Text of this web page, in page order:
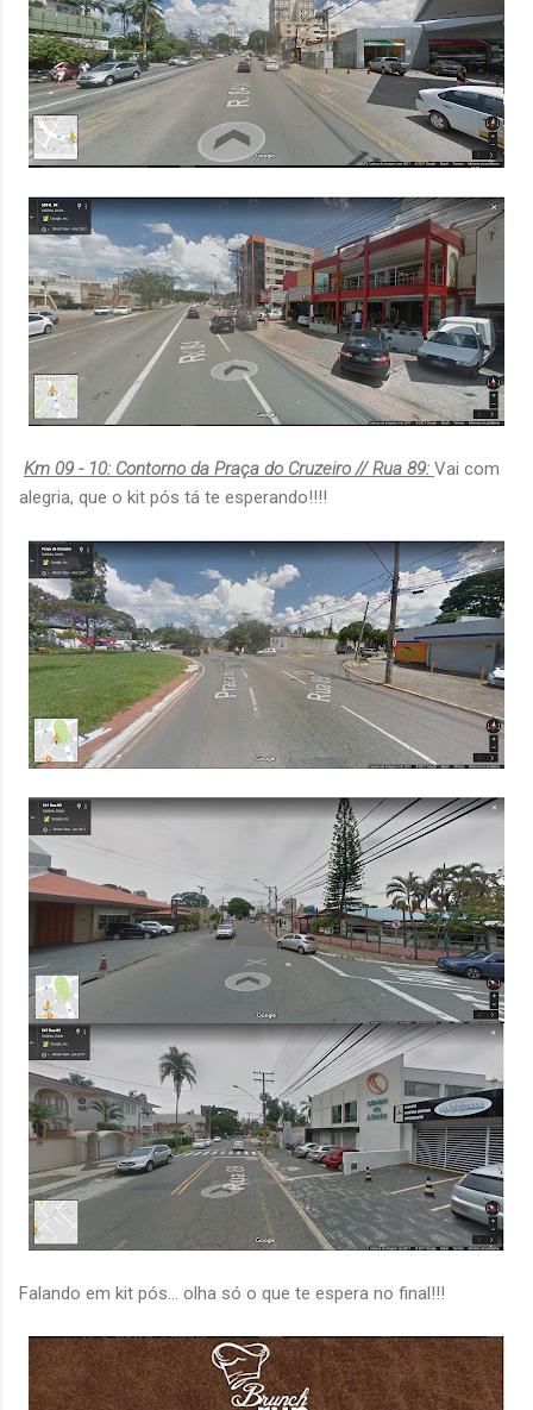
Km 09 - 10: Contorno da Praça do Cruzeiro // Rua 89: Vai com
alegria, que o kit pós tá te esperando!!!!
Falando em kit pós... olha só o que te espera no final!!!